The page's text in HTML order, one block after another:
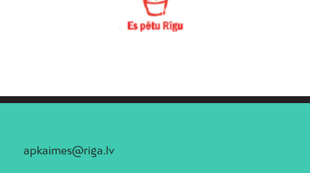
apkaimes@riga.lv